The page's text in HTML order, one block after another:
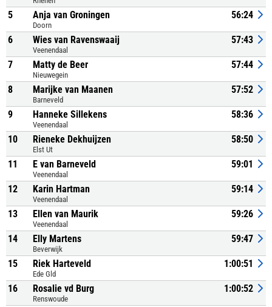
5 Anja van Groningen
Doorn
56:24
6 Wies van Ravenswaaij
Veenendaal
57:43
7 Matty de Beer
Nieuwegein
57:44
8 Marijke van Maanen
Barneveld
57:52
9 Hanneke Sillekens
Veenendaal
58:36
10 Rieneke Dekhuijzen
Elst Ut
58:50
11 E van Barneveld
Veenendaal
59:01
12 Karin Hartman
Veenendaal
59:14
13 Ellen van Maurik
Veenendaal
59:26
14 Elly Martens
Beverwijk
59:47
15 Riek Harteveld
Ede Gld
1:00:51
16 Rosalie vd Burg
Renswoude
1:00:52